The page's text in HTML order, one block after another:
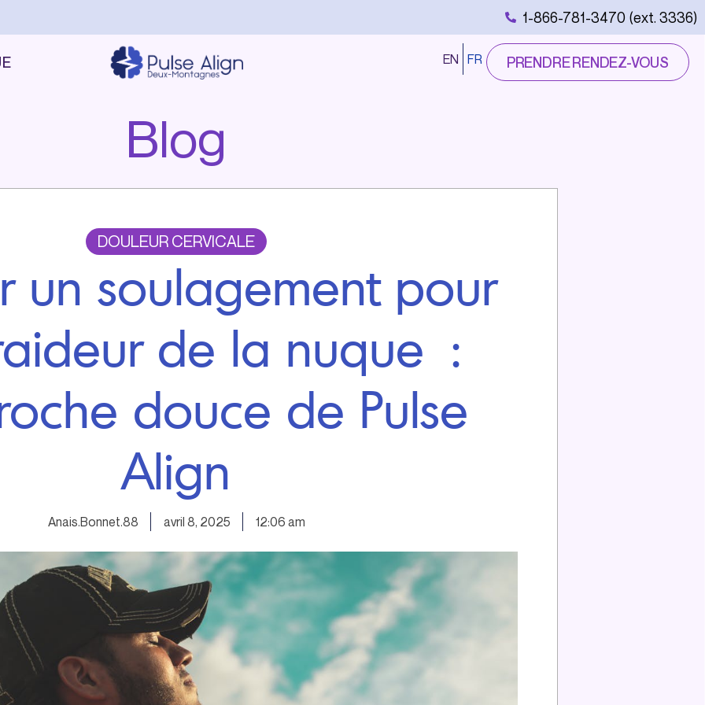
1-866-781-3470 (ext. 3336)
EN FR PRENDRE RENDEZ-VOUS
Blog
DOULEUR CERVICALE
un soulagement pour
de la nuque :
douce de Pulse
Align
Anais.Bonnet.88 avril 8, 2025 12:06 am